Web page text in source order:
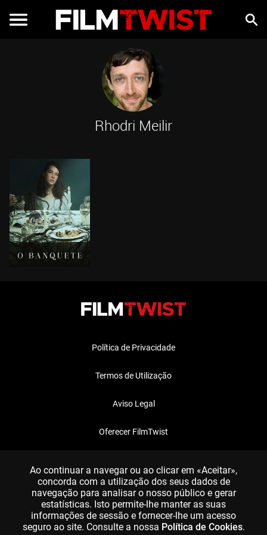
Rhodri Meilir
Política de Privacidade
Termos de Utilização
Aviso Legal
Oferecer FilmTwist
Ao continuar a navegar ou ao clicar em «Aceitar»,
concorda com a utilização dos seus dados de
navegação para analisar o nosso público e gerar
estatísticas. Isto permite-lhe manter as suas
informações de sessão e fornecer-lhe um acesso
seguro ao site. Consulte a nossa Política de Cookies.